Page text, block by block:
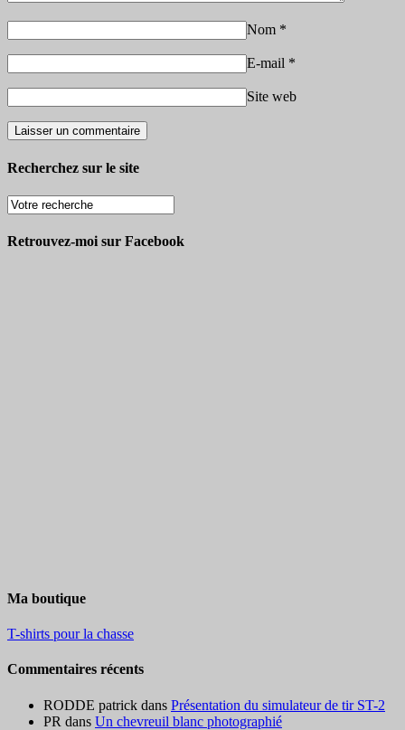
Nom *
E-mail *
Site web
Recherchez sur le site
Retrouvez-moi sur Facebook
Ma boutique
T-shirts pour la chasse
Commentaires récents
RODDE patrick dans Présentation du simulateur de tir ST-2
PR dans Un chevreuil blanc photographié